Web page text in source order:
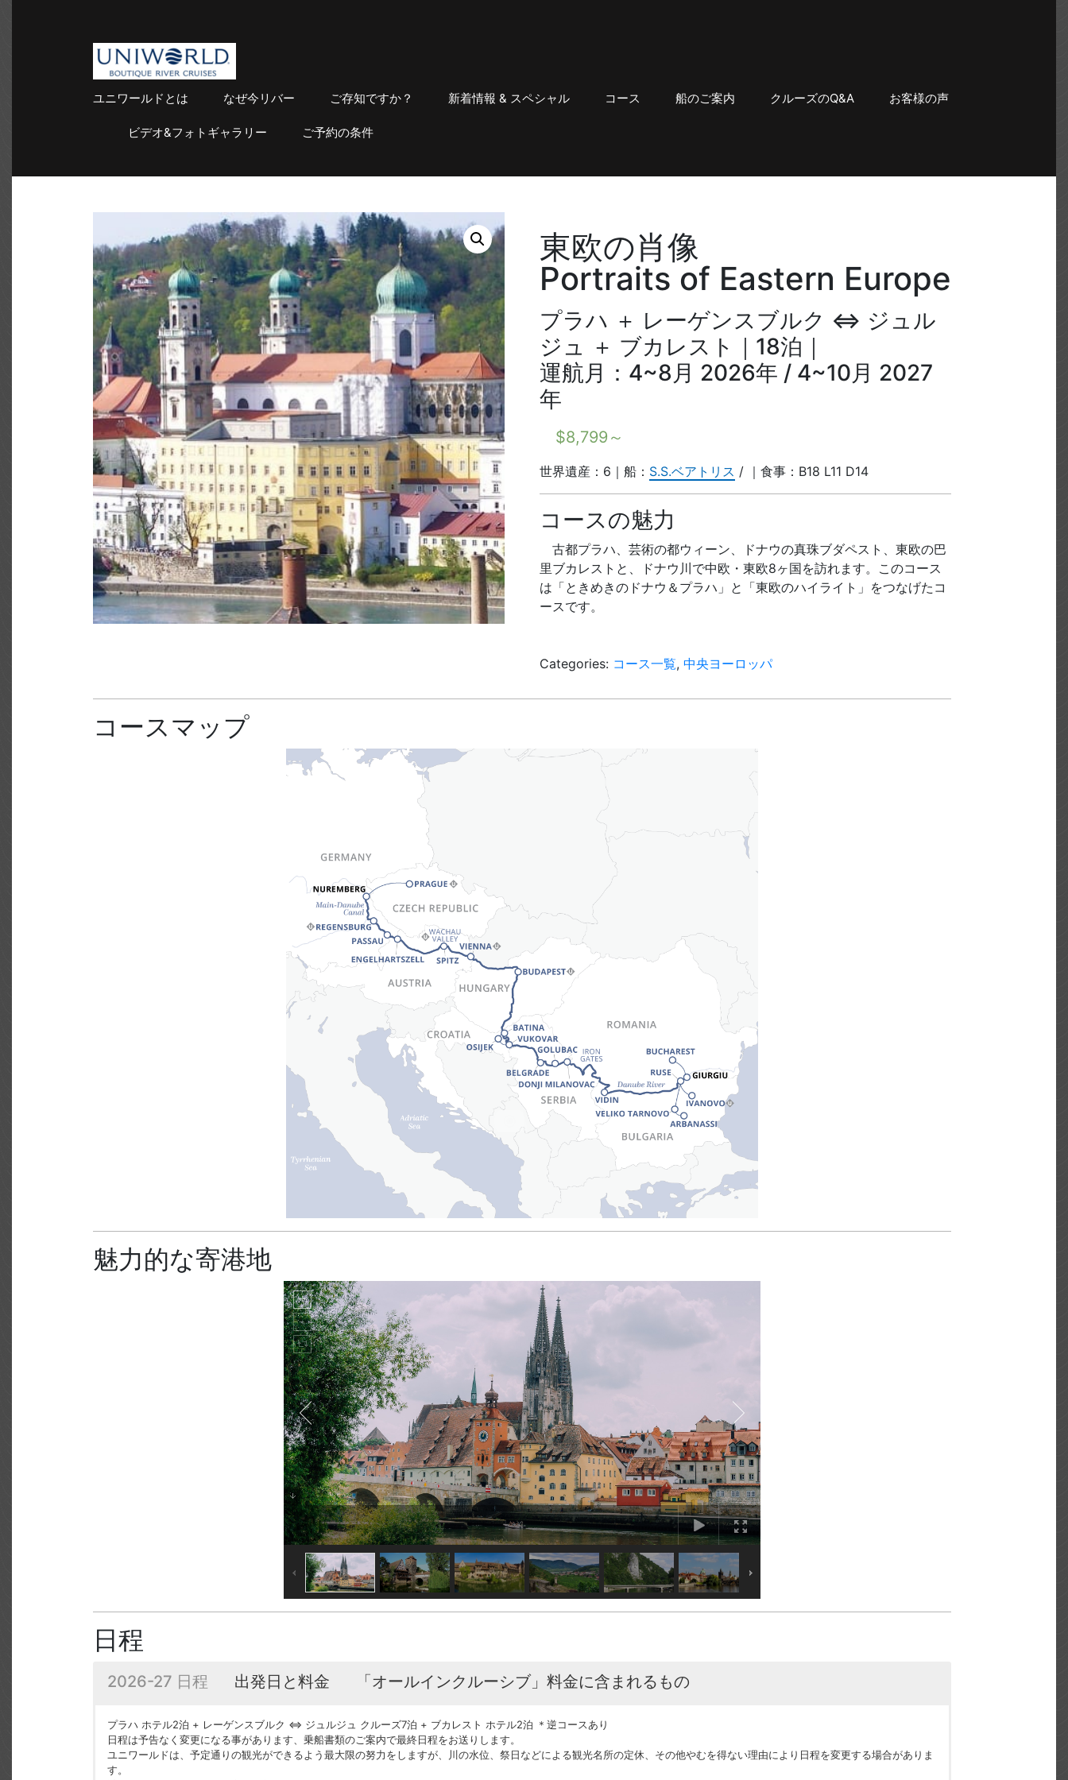
uniworld
ユニワールドとは なぜ今リバー ご存知ですか？ 新着情報 & スペシャル コース 船のご案内 クルーズのQ&A お客様の声
ビデオ&フォトギャラリー ご予約の条件
東欧の肖像
Portraits of Eastern Europe
プラハ ＋ レーゲンスブルク ⇔ ジュル
ジュ ＋ ブカレスト｜18泊｜
運航月：4~8月 2026年 / 4~10月 2027
年
$8,799 ～
世界遺産：6｜船： S.S.ベアトリス / ｜食事：B18 L11 D14
コースの魅力
古都プラハ、芸術の都ウィーン、ドナウの真珠ブダペスト、東欧の巴
里ブカレストと、ドナウ川で中欧・東欧8ヶ国を訪れます。このコース
は「ときめきのドナウ＆プラハ」と「東欧のハイライト」をつなげたコ
ースです。
Categories: コース一覧, 中央ヨーロッパ
コースマップ
魅力的な寄港地
日程
2026-27 日程 出発日と料金 「オールインクルーシブ」料金に含まれるもの
プラハ ホテル2泊 + レーゲンスブルク ⇔ ジュルジュ クルーズ7泊 + ブカレスト ホテル2泊 ＊逆コースあり
日程は予告なく変更になる事があります、乗船書類のご案内で最終日程をお送りします。
ユニワールドは、予定通りの観光ができるよう最大限の努力をしますが、川の水位、祭日などによる観光名所の定休、その他やむを得ない理由により日程を変更する場合がありま
す。